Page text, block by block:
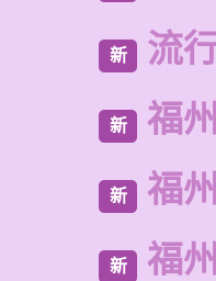
新 流
新 福
新 福
新 福